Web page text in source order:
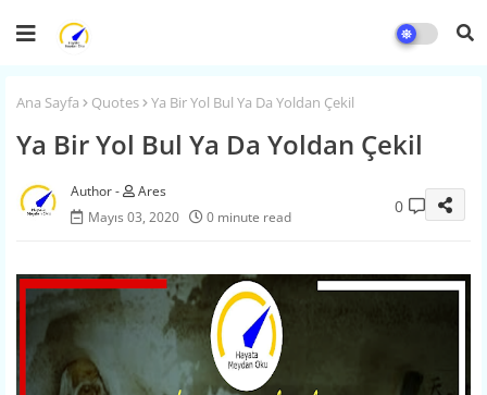
Ana Sayfa Quotes Ya Bir Yol Bul Ya Da Yoldan Çekil
Ya Bir Yol Bul Ya Da Yoldan Çekil
Ares
Mayıs 03, 2020
0 minute read
0